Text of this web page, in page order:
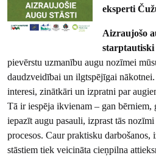
eksperti
Aizraujošo
starptautiski
pievērstu uzmanību augu nozīmei
daudzveidībai un ilgtspējīgai
interesi, zinātkāri un izpratni par
Tā ir iespēja ikvienam – gan bērniem,
iepazīt augu pasauli, izprast tās
procesos. Caur praktisku darbošanos,
stāstiem tiek veicināta cieņpilna